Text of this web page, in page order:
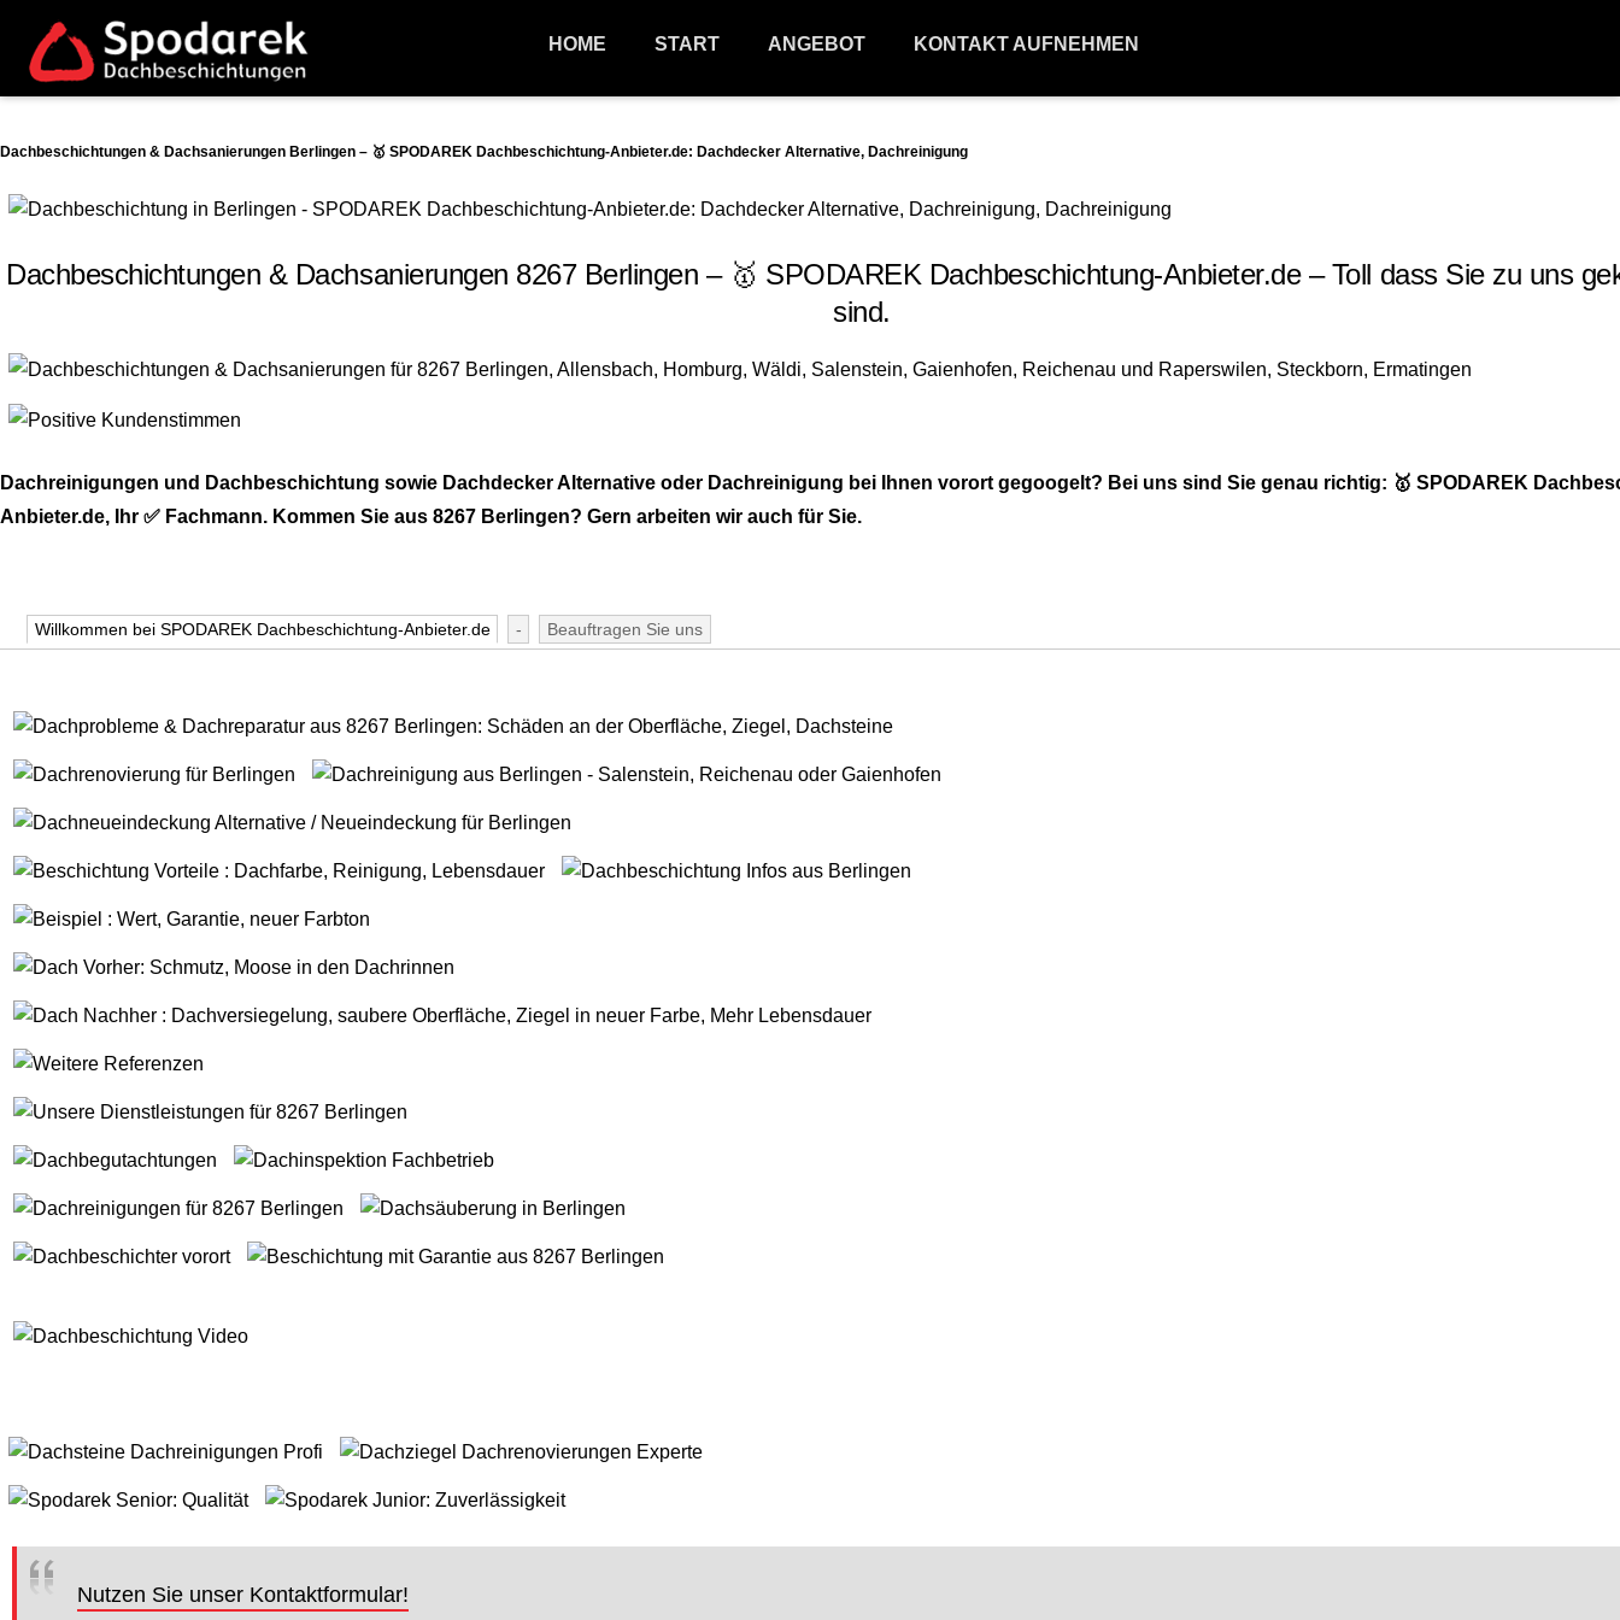
HOME START ANGEBOT KONTAKT AUFNEHMEN
Dachbeschichtungen & Dachsanierungen Berlingen – 🥇 SPODAREK Dachbeschichtung-Anbieter.de: Dachdecker Alternative, Dachreinigung
Dachbeschichtungen & Dachsanierungen 8267 Berlingen – 🥇 SPODAREK Dachbeschichtung-Anbieter.de – Toll dass Sie zu uns
sind.
Dachreinigungen und Dachbeschichtung sowie Dachdecker Alternative oder Dachreinigung bei Ihnen vorort gegoogelt? Bei uns sind Sie genau richtig: 🥇 SPODAREK
Anbieter.de, Ihr ✅ Fachmann. Kommen Sie aus 8267 Berlingen? Gern arbeiten wir auch für Sie.
Willkommen bei SPODAREK Dachbeschichtung-Anbieter.de - Beauftragen Sie uns
Nutzen Sie unser Kontaktformular!